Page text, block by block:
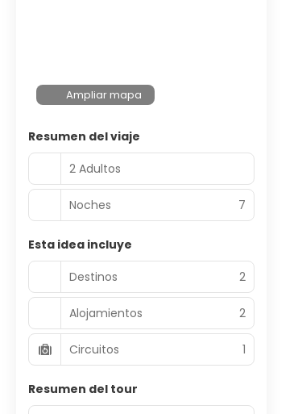
Ampliar mapa
Resumen del viaje
2 Adultos
Noches 7
Esta idea incluye
Destinos
2
Alojamientos 2
Circuitos 1
Resumen del tour